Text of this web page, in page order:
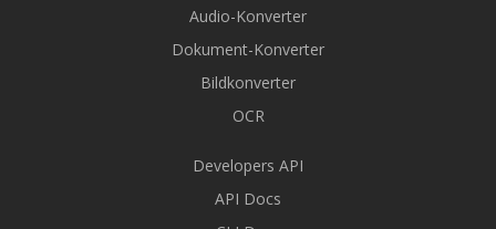
Audio-Konverter
Dokument-Konverter
Bildkonverter
OCR
Developers API
API Docs